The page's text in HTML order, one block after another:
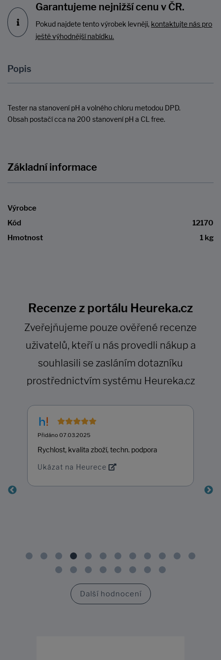
Garantujeme nejnižší cenu v ČR.
Pokud najdete tento výrobek levněji, kontaktujte nás pro
ještě výhodnější nabídku.
Popis
Tester na stanovení pH a volného chloru metodou DPD.
Obsah postačí cca na 200 stanovení pH a CL free.
Základní informace
Výrobce
Kód
12170
Hmotnost
1 kg
Recenze z portálu Heureka.cz
Zveřejňujeme pouze ověřené recenze
uživatelů, kteří u nás provedli nákup a
souhlasili se zasláním dotazníku
prostřednictvím systému Heureka.cz
Přidáno 07.03.2025
Rychlost, kvalita zboží, techn. podpora
Ukázat na Heurece
Další hodnocení